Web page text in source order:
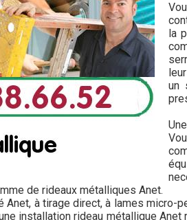
la
un
de rideaux métalliques Anet.
à tirage direct, à lames
installation rideau métallique